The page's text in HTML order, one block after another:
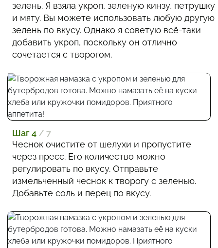
зелень. Я взяла укроп, зеленую кинзу, петрушку
и мяту. Вы можете использовать любую другую
зелень по вкусу. Однако я советую всё-таки
добавить укроп, поскольку он отлично
сочетается с творогом.
Шаг 4 / 7
Чеснок очистите от шелухи и пропустите
через пресс. Его количество можно
регулировать по вкусу. Отправьте
измельченный чеснок к творогу с зеленью.
Добавьте соль и перец по вкусу.